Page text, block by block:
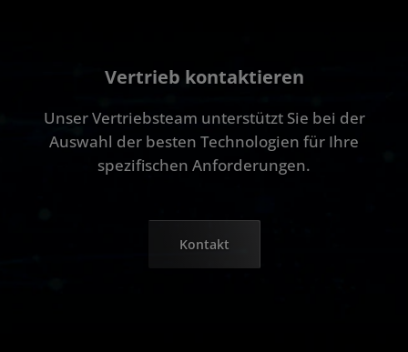
Vertrieb kontaktieren
Unser Vertriebsteam unterstützt Sie bei der
Auswahl der besten Technologien für Ihre
spezifischen Anforderungen.
Kontakt